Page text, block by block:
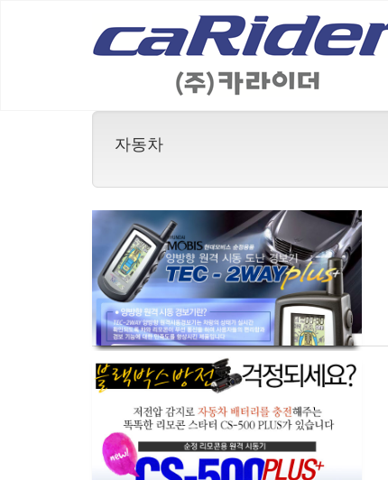
자동차